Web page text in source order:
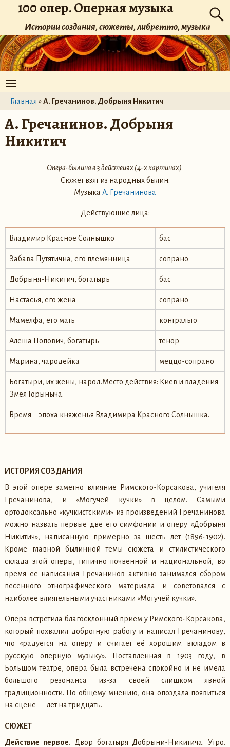
100 опер. Оперная музыка
Истории создания, сюжеты, либретто, музыка
Главная »А. Гречанинов. Добрыня Никитич
А. Гречанинов. Добрыня
Никитич
Опера-былина в 3 действиях (4-х картинах).
Сюжет взят из народных былин.
Музыка А. Гречанинова
Действующие лица:
Владимир Красное Солнышко бас
Забава Путятична, его племянница сопрано
Добрыня-Никитич, богатырь бас
Настасья, его жена сопрано
Мамелфа, его мать контральто
Алеша Попович, богатырь тенор
Марина, чародейка меццо-сопрано
Богатыри, их жены, народ.Место действия: Киев и владения
Змея Горыныча.
Время – эпоха княженья Владимира Красного Солнышка.
ИСТОРИЯ СОЗДАНИЯ
В этой опере заметно влияние Римского-Корсакова, учителя
Гречанинова, и «Могучей кучки» в целом. Самыми
ортодоксально «кучкистскими» из произведений Гречанинова
можно назвать первые две его симфонии и оперу «Добрыня
Никитич», написанную примерно за шесть лет (1896-1902).
Кроме главной былинной темы сюжета и стилистического
склада этой оперы, типично почвенной и национальной, во
время её написания Гречанинов активно занимался сбором
песенного этнографического материала и советовался с
наиболее влиятельными участниками «Могучей кучки».
Опера встретила благосклонный приём у Римского-Корсакова,
который похвалил добротную работу и написал Гречанинову,
что «радуется на оперу и считает её хорошим вкладом в
русскую оперную музыку». Поставленная в 1903 году, в
Большом театре, опера была встречена спокойно и не имела
большого резонанса из-за своей слишком явной
традиционности. По общему мнению, она опоздала появиться
на сцене — лет на тридцать.
СЮЖЕТ
Действие первое. Двор богатыря Добрыни-Никитича. Утро.